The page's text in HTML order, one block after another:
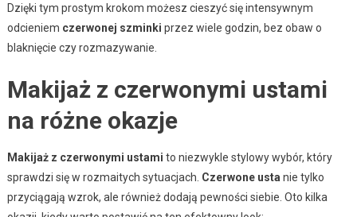
Dzięki tym prostym krokom możesz cieszyć się intensywnym
odcieniem czerwonej szminki przez wiele godzin, bez obaw o
blaknięcie czy rozmazywanie.
Makijaż z czerwonymi ustami
na różne okazje
Makijaż z czerwonymi ustami to niezwykle stylowy wybór, który
sprawdzi się w rozmaitych sytuacjach. Czerwone usta nie tylko
przyciągają wzrok, ale również dodają pewności siebie. Oto kilka